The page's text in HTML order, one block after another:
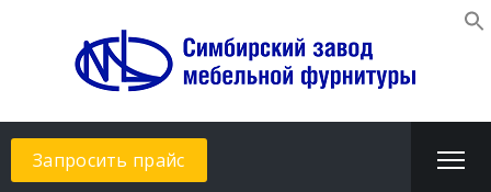
Запросить прайс